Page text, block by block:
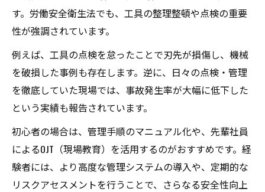
す。労働安全衛生法でも、工具の整理整頓や点検の重要
性が強調されています。
例えば、工具の点検を怠ったことで刃先が損傷し、機械
を破損した事例も存在します。逆に、日々の点検・管理
を徹底していた現場では、事故発生率が大幅に低下した
という実績も報告されています。
初心者の場合は、管理手順のマニュアル化や、先輩社員
によるOJT（現場教育）を活用するのがおすすめです。経
験者には、より高度な管理システムの導入や、定期的な
リスクアセスメントを行うことで、さらなる安全性向上